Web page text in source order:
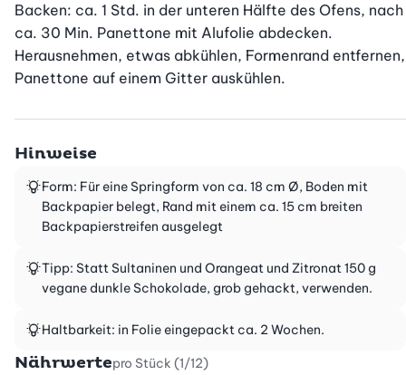
Backen: ca. 1 Std. in der unteren Hälfte des Ofens, nach
ca. 30 Min. Panettone mit Alufolie abdecken.
Herausnehmen, etwas abkühlen, Formenrand entfernen,
Panettone auf einem Gitter auskühlen.
Hinweise
Form: Für eine Springform von ca. 18 cm Ø, Boden mit
Backpapier belegt, Rand mit einem ca. 15 cm breiten
Backpapierstreifen ausgelegt
Tipp: Statt Sultaninen und Orangeat und Zitronat 150 g
vegane dunkle Schokolade, grob gehackt, verwenden.
Haltbarkeit: in Folie eingepackt ca. 2 Wochen.
Nährwertepro Stück (1/12)